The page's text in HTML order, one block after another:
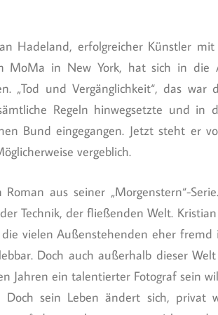
Hadeland, erfolgreicher Künstler
MoMa in New York, hat sich in die
„Tod und Vergänglichkeit“, das war
Regeln hinwegsetzte und in
Bund eingegangen. Jetzt steht er
vergeblich.
aus seiner „Morgenstern“-
Technik, der fließenden Welt.
vielen Außenstehenden eher fremd
Doch auch außerhalb dieser
Jahren ein talentierter Fotograf sein
sein Leben ändert sich, privat